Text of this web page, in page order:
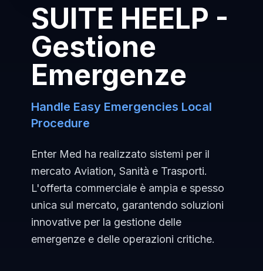
SUITE HEELP -
Gestione
Emergenze
Handle Easy Emergencies Local
Procedure
Enter Med ha realizzato sistemi per il
mercato Aviation, Sanità e Trasporti.
L'offerta commerciale è ampia e spesso
unica sul mercato, garantendo soluzioni
innovative per la gestione delle
emergenze e delle operazioni critiche.